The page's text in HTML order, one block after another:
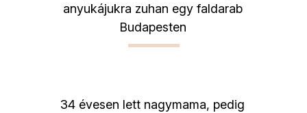
anyukájukra zuhan egy faldarab
Budapesten
34 évesen lett nagymama, pedig